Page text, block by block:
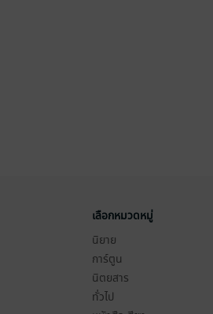
เลือกหมวดหมู่
นิยาย
การ์ตูน
นิตยสาร
ทั่วไป